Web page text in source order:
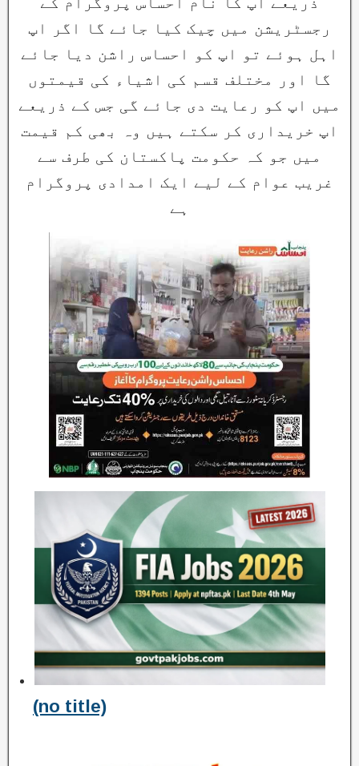
رجسٹریشن میں چیک کیا جائے گا اگر اپ
اہل ہوئے تو اپ کو احساس راشن دیا جائے
گا اور مختلف قسم کی اشیاء کی قیمتوں
میں اپ کو رعایت دی جائے گی جس کے ذریعے
اپ خریداری کر سکتے ہیں وہ بھی کم قیمت
میں جو کہ حکومت پاکستان کی طرف سے
غریب عوام کے لیے ایک امدادی پروگرام
ہے
(no title)